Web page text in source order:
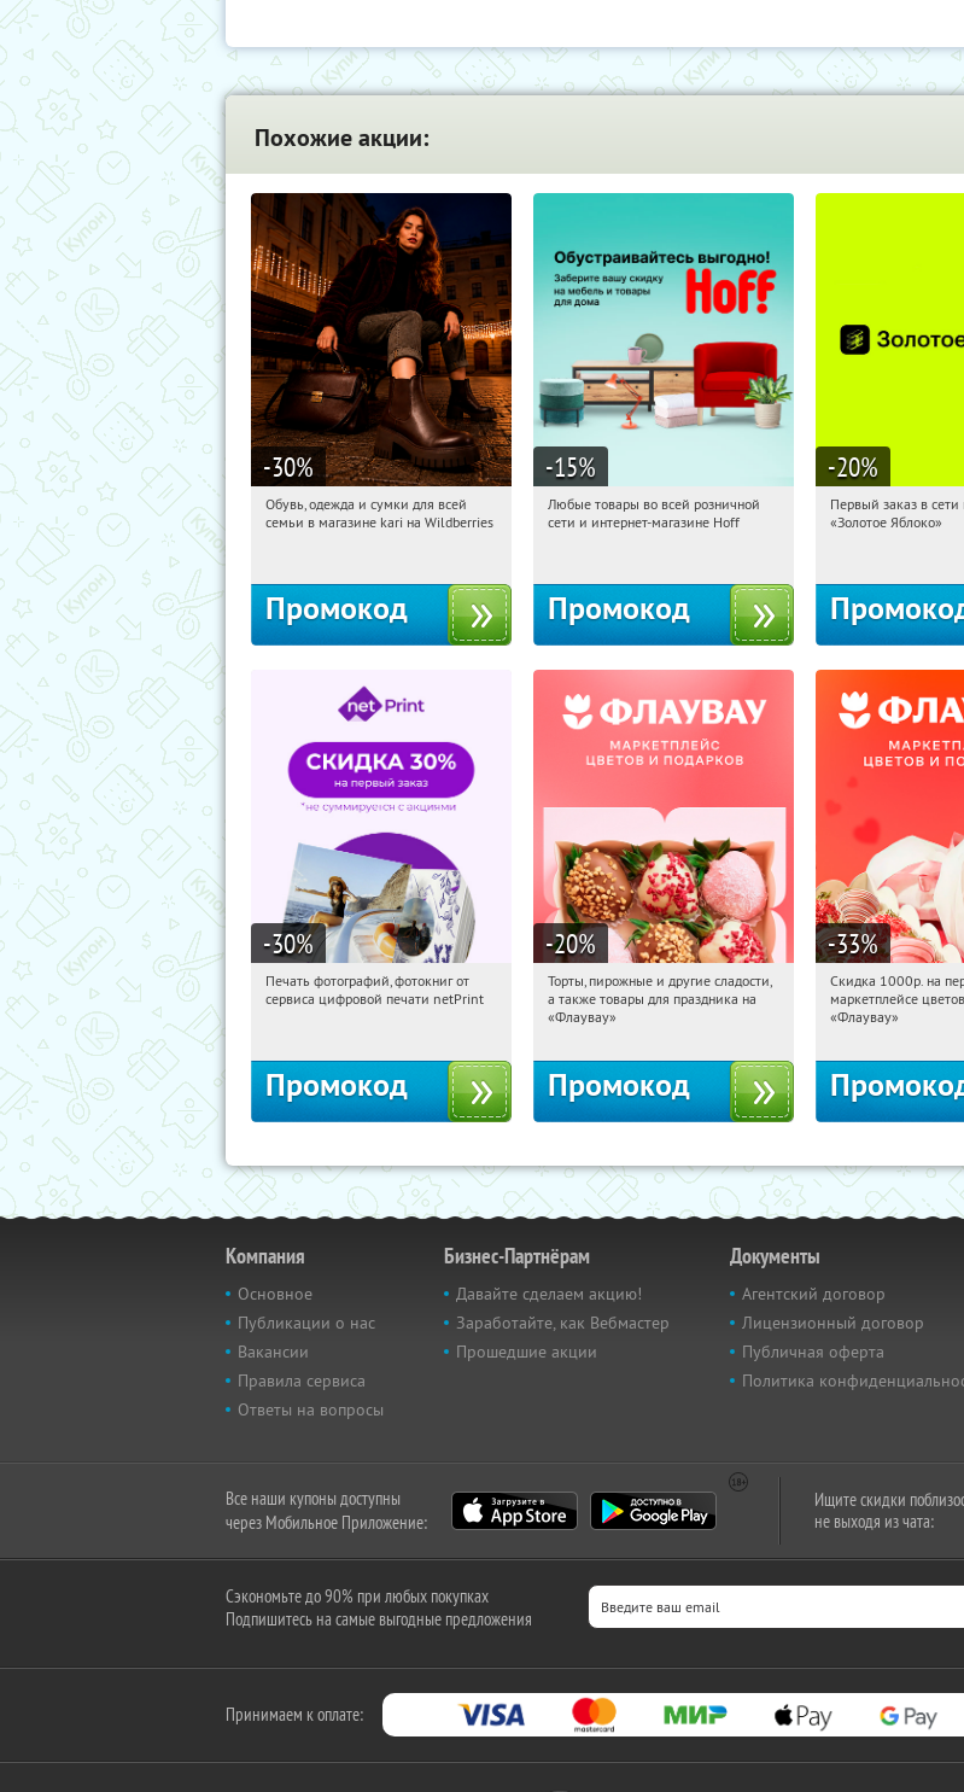
Похожие акции:
-30%
16:38:15 Получили:
Обувь, одежда и сумки для всей
семьи в магазине kari на Wildberries
Промокод
-15%
16:38:15 Получили:
Любые товары во всей розничной
сети и интернет-магазине Hoff
Промокод
-20%
16:38:15
Первый заказ в сети
«Золотое Яблоко»
-30%
16:38:15 Получили:
Печать фотографий, фотокниг от
сервиса цифровой печати netPrint
Промокод
-20%
16:38:15 Получили:
Россия
Торты, пирожные и другие сладости,
а также товары для праздника на
«Флаувау»
Промокод
-33%
16:38:15
Россия
Скидка 1000р. на
маркетплейсе
«Флаувау»
Компания
Основное
Публикации о нас
Вакансии
Правила сервиса
Ответы на вопросы
Бизнес-Партнёрам
Давайте сделаем акцию!
Заработайте, как Вебмастер
Прошедшие акции
Документы
Агентский договор
Лицензионный договор
Публичная оферта
Политика
Все наши купоны доступны
через Мобильное Приложение:
Ищите скидки
не выходя из чата:
Сэкономьте до 90% при любых покупках
Подпишитесь на самые выгодные предложения
Принимаем к оплате: